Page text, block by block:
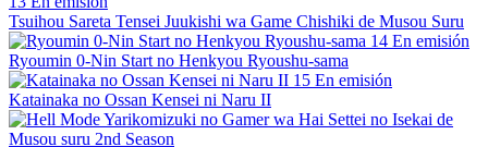
Tsuihou Sareta Tensei Juukishi wa Game Chishiki de Musou Suru
14 En emisión
Ryoumin 0-Nin Start no Henkyou Ryoushu-sama
15 En emisión
Katainaka no Ossan Kensei ni Naru II